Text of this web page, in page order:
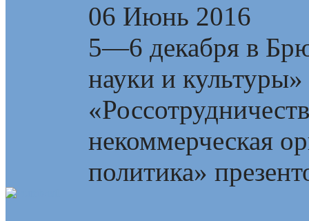
06 Июнь 2016
5—6 декабря в
науки и культуры»
некоммерческая
политика»